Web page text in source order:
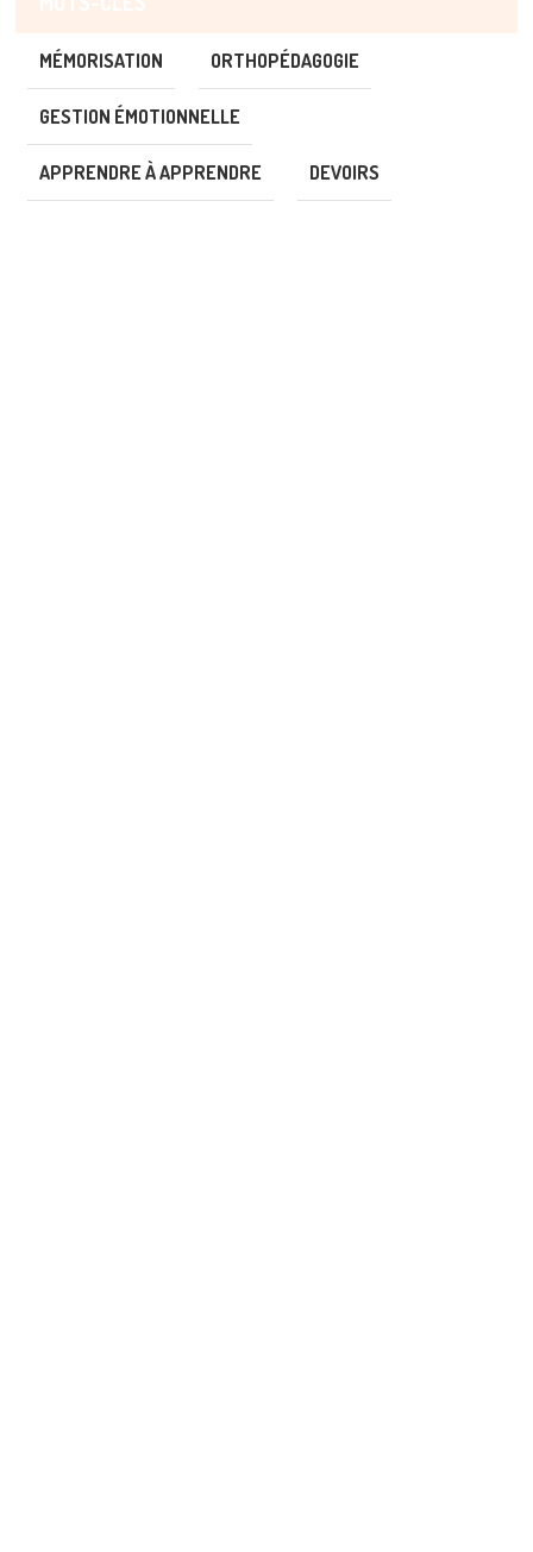
MÉMORISATION ORTHOPÉDAGOGIE
GESTION ÉMOTIONNELLE
APPRENDRE À APPRENDRE DEVOIRS